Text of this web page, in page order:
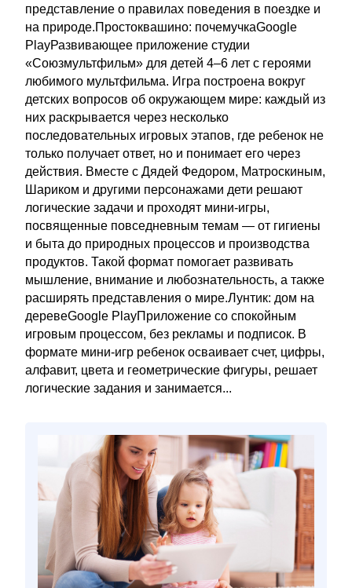
представление о правилах поведения в поездке и
на природе.Простоквашино: почемучкаGoogle
PlayРазвивающее приложение студии
«Союзмультфильм» для детей 4–6 лет с героями
любимого мультфильма. Игра построена вокруг
детских вопросов об окружающем мире: каждый из
них раскрывается через несколько
последовательных игровых этапов, где ребенок не
только получает ответ, но и понимает его через
действия. Вместе с Дядей Федором, Матроскиным,
Шариком и другими персонажами дети решают
логические задачи и проходят мини‑игры,
посвященные повседневным темам — от гигиены
и быта до природных процессов и производства
продуктов. Такой формат помогает развивать
мышление, внимание и любознательность, а также
расширять представления о мире.Лунтик: дом на
деревеGoogle PlayПриложение со спокойным
игровым процессом, без рекламы и подписок. В
формате мини‑игр ребенок осваивает счет, цифры,
алфавит, цвета и геометрические фигуры, решает
логические задания и занимается...